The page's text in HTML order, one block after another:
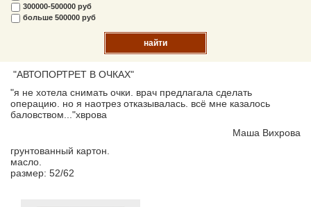
300000-500000 руб
больше 500000 руб
найти
"АВТОПОРТРЕТ В ОЧКАХ"
"я не хотела снимать очки. врач предлагала сделать
операцию. но я наотрез отказывалась. всё мне казалось
баловством..."хврова
Маша Вихрова
грунтованный картон.
масло.
размер: 52/62